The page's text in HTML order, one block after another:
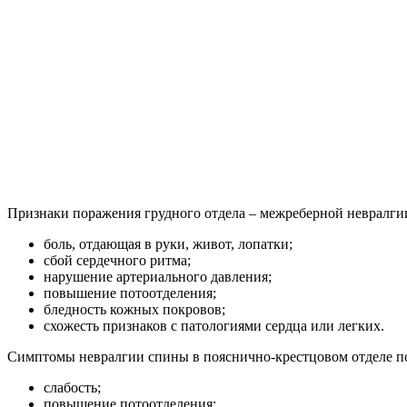
Признаки поражения грудного отдела – межреберной
боль, отдающая в руки, живот, лопатки;
сбой сердечного ритма;
нарушение артериального давления;
повышение потоотделения;
бледность кожных покровов;
схожесть признаков с патологиями сердца или легких.
Симптомы невралгии спины в пояснично-крестцовом отделе
слабость;